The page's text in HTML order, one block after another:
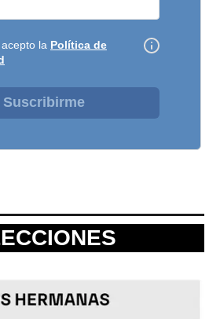
la Política de
Suscribirme